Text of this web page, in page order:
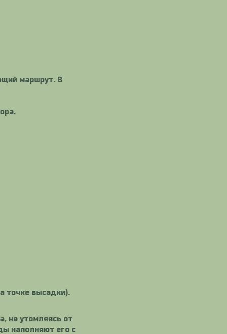
маршрут. В
точке высадки).
не утомляясь от
наполняют его с